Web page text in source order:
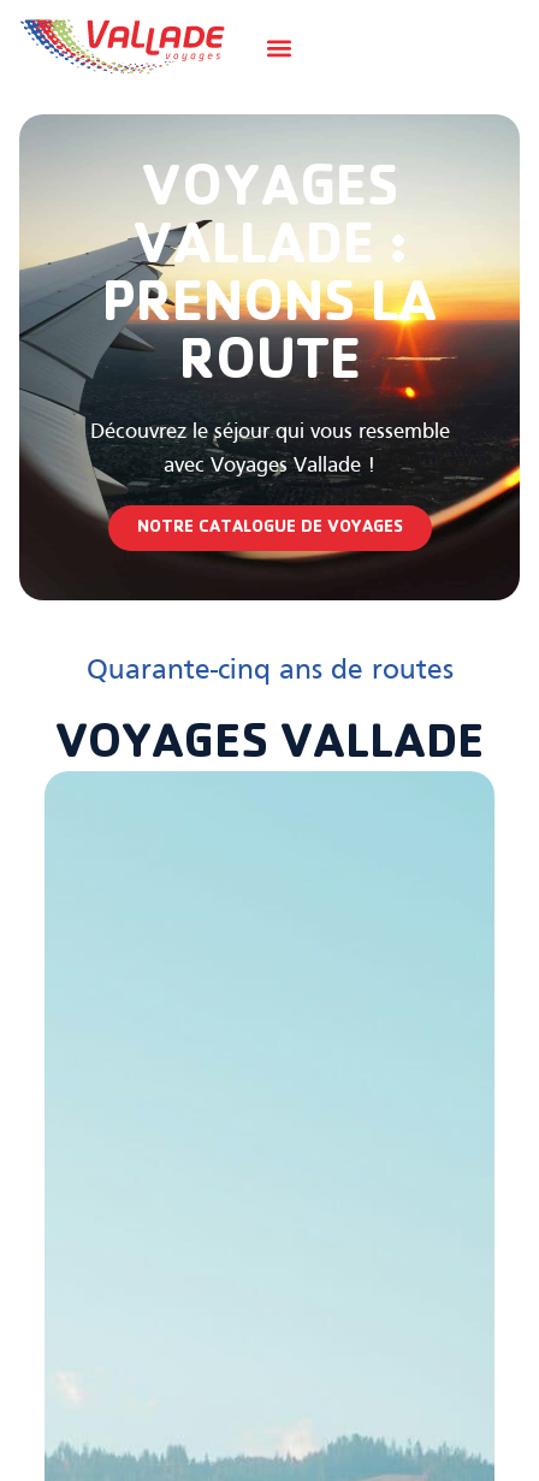
VOYAGES
VALLADE :
PRENONS LA
ROUTE
Découvrez le séjour qui vous ressemble
avec Voyages Vallade !
NOTRE CATALOGUE DE VOYAGES
Quarante-cinq ans de routes
VOYAGES VALLADE